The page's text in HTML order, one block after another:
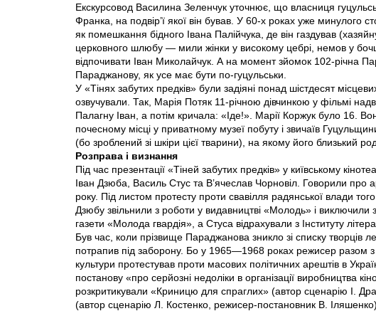
Екскурсовод Василина Зеленчук уточнює, що власниця
Франка, на подвір’ї якої він бував. У 60-х роках уже минулого
як помешкання бідного Івана Палійчука, де він газдував
церковного шлюбу — мили жінки у високому цебрі, немов у
відпочивати Іван Миколайчук. А на момент зйомок 102-річна
Параджанову, як усе має бути по-гуцульськи.
У «Тінях забутих предків» були задіяні понад шістдесят
озвучували. Так, Марія Потяк 11-річною дівчинкою у фільмі
Палагну Іван, а потім кричала: «Іде!». Марії Коржук було 16.
почесному місці у приватному музеї побуту і звичаїв
(бо зроблений зi шкіри цієї тварини), на якому його близький
Розправа і визнання
Під час презентації «Тіней забутих предків» у київському
Іван Дзюба, Василь Стус та В’ячеслав Чорновіл. Говорили про
року. Під листом протесту проти свавілля радянської влади
Дзюбу звільнили з роботи у видавництві «Молодь» і виключили
газети «Молода гвардія», а Стуса відрахували з Інституту
Був час, коли прізвище Параджанова зникло зі списку творців
потрапив під заборону. Бо у 1965—1968 роках режисер разом з
культури протестував проти масових політичних арештів в
постанову «про серйозні недоліки в організації виробництва
розкритикували «Криницю для спраглих» (автор сценарію І.
(автор сценарію Л. Костенко, режисер-постановник В.